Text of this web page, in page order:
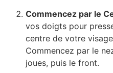
Commencez par le
vos doigts pour
centre de votre visage
Commencez par le
joues, puis le front.